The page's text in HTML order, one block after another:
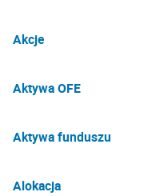
Akcje
Aktywa OFE
Aktywa funduszu
Alokacja